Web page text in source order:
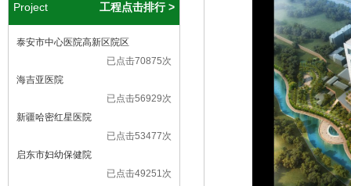
Project 工程点击排行 >
泰安市中心医院高新区院区
已点击70875次
海吉亚医院
已点击56929次
新疆哈密红星医院
已点击53477次
启东市妇幼保健院
已点击49251次